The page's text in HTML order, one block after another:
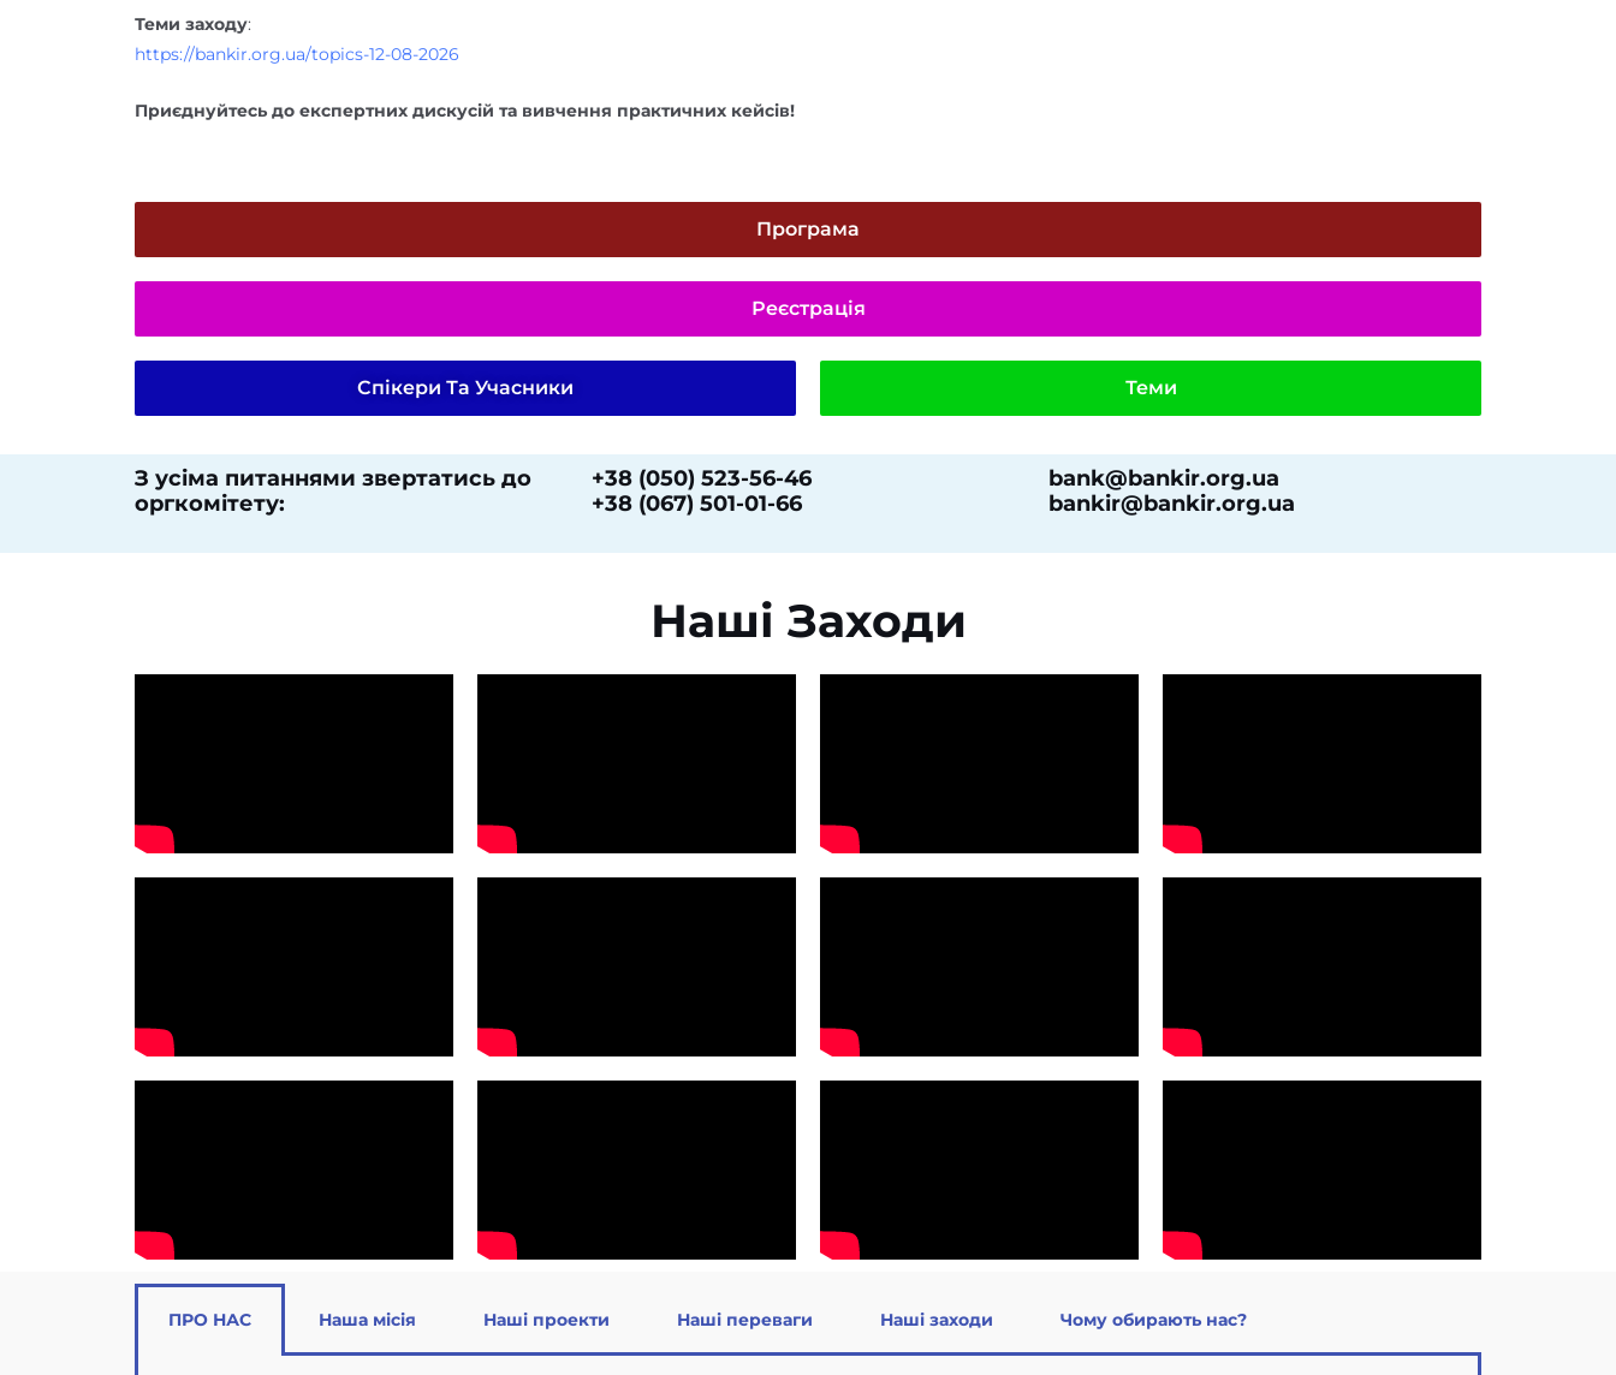
Теми заходу:
https://bankir.org.ua/topics-12-08-2026
Приєднуйтесь до експертних дискусій та вивчення практичних кейсів!
Програма
Реєстрація
Спікери Та Учасники Теми
З усіма питаннями звертатись до
оргкомітету:​
+38 (050) 523-56-46
+38 (067) 501-01-66
bank@bankir.org.ua
bankir@bankir.org.ua
Наші Заходи​
ПРО НАС Наша місія Наші проекти Наші переваги Наші заходи Чому обирають нас?